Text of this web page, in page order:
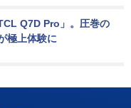
Q7D Pro」。圧巻の
極上体験に